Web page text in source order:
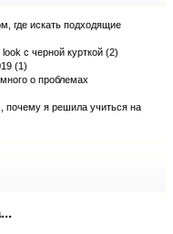
где искать подходящие
с черной курткой (2)
(1)
о проблемах
почему я решила учиться на